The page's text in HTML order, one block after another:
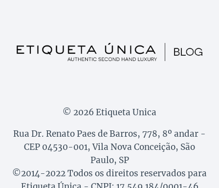
© 2026 Etiqueta Unica
Rua Dr. Renato Paes de Barros, 778, 8º andar -
CEP 04530-001, Vila Nova Conceição, São
Paulo, SP
©2014-2022 Todos os direitos reservados para